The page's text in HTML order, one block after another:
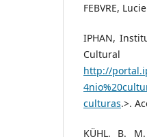
FEBVRE,
IPHAN,
http://
culturas.>.
KÜHL, B.